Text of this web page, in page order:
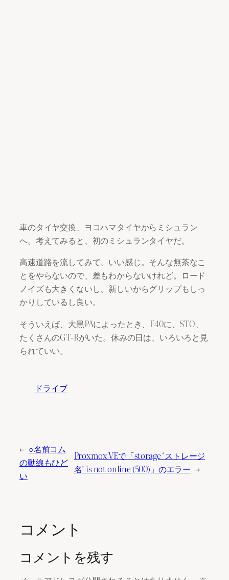
車のタイヤ交換、ヨコハマタイヤからミシュラン
へ。考えてみると、初のミシュランタイヤだ。
高速道路を流してみて、いい感じ。そんな無茶なこ
とをやらないので、差もわからないけれど。ロード
ノイズも大きくないし、新しいからグリップもしっ
かりしているし良い。
そういえば、大黒PAによったとき、F40に、STO、
たくさんのGT-Rがいた。休みの日は、いろいろと見
られていい。
ドライブ
← ○名前コム
の動線もひど
い
Proxmox VEで「storage ‘ストレージ
名’ is not online (500)」のエラー →
コメント
コメントを残す